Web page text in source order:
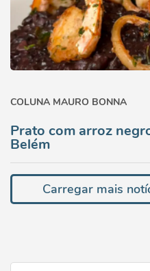
COLUNA MAURO BONNA
Prato com arroz
Belém
Carregar mais